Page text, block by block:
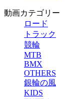
動画カテゴリー
ロード
トラック
競輪
MTB
BMX
OTHERS
銀輪の風
KIDS